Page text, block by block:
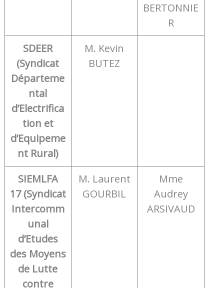
BERTONNIE
R
SDEER
(Syndicat
Départeme
ntal
d’Electrifica
tion et
d’Equipeme
nt Rural)
M. Kevin
BUTEZ
SIEMLFA
17 (Syndicat
Intercomm
unal
d’Etudes
des Moyens
de Lutte
contre
M. Laurent
GOURBIL
Mme
Audrey
ARSIVAUD